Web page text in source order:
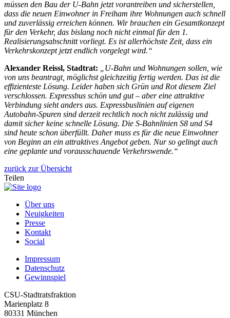
müssen den Bau der U-Bahn jetzt vorantreiben und sicherstellen,
dass die neuen Einwohner in Freiham ihre Wohnungen auch schnell
und zuverlässig erreichen können. Wir brauchen ein Gesamtkonzept
für den Verkehr, das bislang noch nicht einmal für den 1.
Realisierungsabschnitt vorliegt. Es ist allerhöchste Zeit, dass ein
Verkehrskonzept jetzt endlich vorgelegt wird.“
Alexander Reissl, Stadtrat:
„U-Bahn und Wohnungen sollen, wie
von uns beantragt, möglichst gleichzeitig fertig werden. Das ist die
effizienteste Lösung. Leider haben sich Grün und Rot diesem Ziel
verschlossen. Expressbus schön und gut – aber eine attraktive
Verbindung sieht anders aus. Expressbuslinien auf eigenen
Autobahn-Spuren sind derzeit rechtlich noch nicht zulässig und
damit sicher keine schnelle Lösung. Die S-Bahnlinien S8 und S4
sind heute schon überfüllt. Daher muss es für die neue Einwohner
von Beginn an ein attraktives Angebot geben. Nur so gelingt auch
eine geplante und vorausschauende Verkehrswende.“
zurück zur Übersicht
Teilen
Über uns
Neuigkeiten
Presse
Kontakt
Social
Impressum
Datenschutz
Gewinnspiel
CSU-Stadtratsfraktion
Marienplatz 8
80331 München